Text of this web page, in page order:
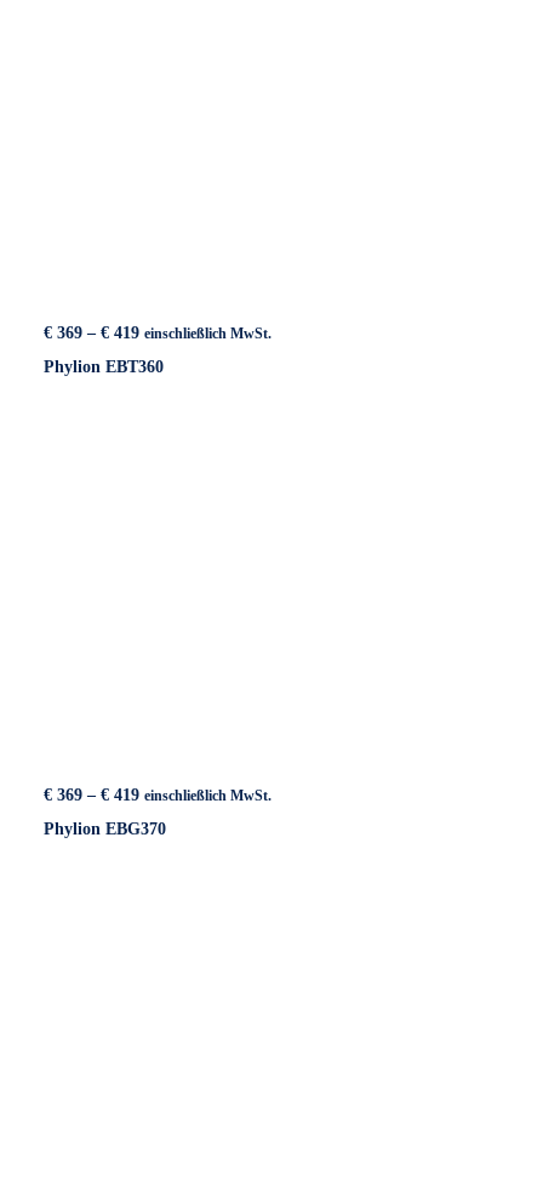
€ 369 – € 419Preisspanne:
bis
einschließlich MwSt.
Phylion EBT360
€ 369 – € 419Preisspanne:
bis
einschließlich MwSt.
Phylion EBG370